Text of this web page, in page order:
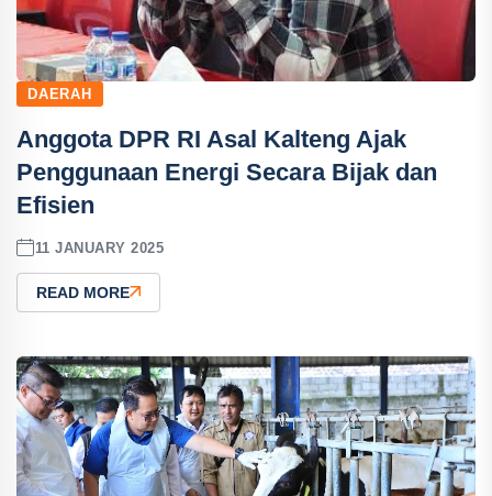
DAERAH
Anggota DPR RI Asal Kalteng Ajak
Penggunaan Energi Secara Bijak dan
Efisien
11 JANUARY 2025
READ MORE